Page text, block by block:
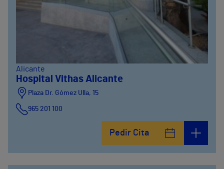
Alicante
Hospital Vithas Alicante
Plaza Dr. Gómez Ulla, 15
965 201 100
Pedir Cita